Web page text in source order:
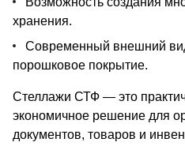
хранения.
Современный внешний
порошковое покрытие.
Стеллажи СТФ — это
экономичное решение для
документов, товаров и